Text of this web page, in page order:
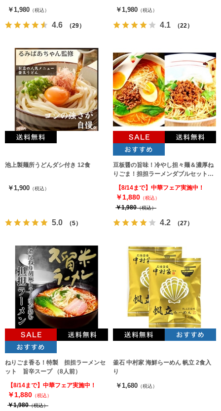
￥1,980 （税込）
4.6 （29）
￥1,980 （税込）
4.1 （22）
池上製麺所うどんダシ付き 12食
￥1,900 （税込）
5.0 （5）
豆板醤の旨味！冷やし担々麺＆濃厚ね
りごま！担担ラーメンダブルセット
（2種8人前）
【8/14まで】中華フェア実施中！
￥1,880 （税込）
￥1,980（税込）
4.2 （27）
ねりごま香る！特製 担担ラーメンセ
ット 旨辛スープ （8人前）
【8/14まで】中華フェア実施中！
￥1,880 （税込）
￥1,980（税込）
釜石 中村家 海鮮らーめん 帆立 2食入
り
￥1,680 （税込）